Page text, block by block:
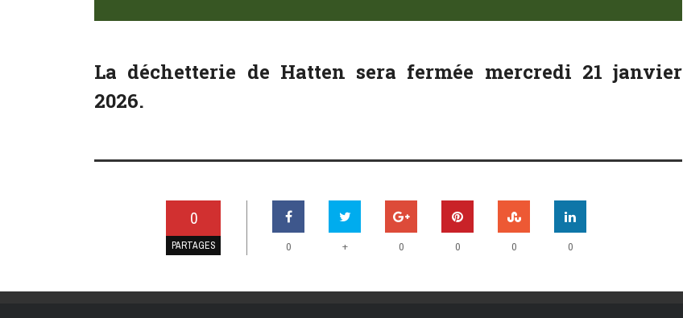
La déchetterie de Hatten sera fermée mercredi 21 janvier
2026.
0
PARTAGES 0 + 0 0 0 0